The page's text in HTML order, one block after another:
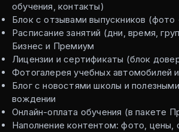
обучения, контакты)
Блок с отзывами выпускников (фото
Расписание занятий (дни, время,
Бизнес и Премиум
Лицензии и сертификаты (блок
Фотогалерея учебных автомобилей
Блог с новостями школы и
вождении
Онлайн-оплата обучения (в пакете
Наполнение контентом: фото, цены,